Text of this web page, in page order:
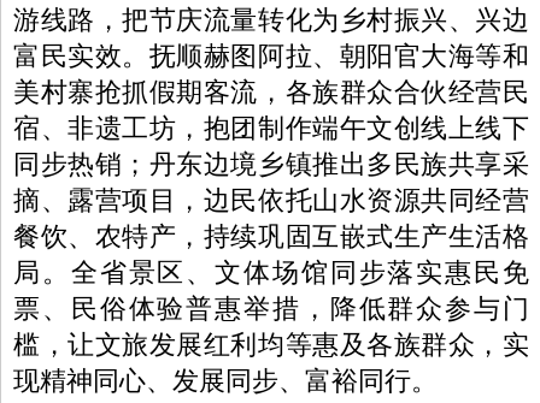
游线路，把节庆流量转化为乡村振兴、兴边
富民实效。抚顺赫图阿拉、朝阳官大海等和
美村寨抢抓假期客流，各族群众合伙经营民
宿、非遗工坊，抱团制作端午文创线上线下
同步热销；丹东边境乡镇推出多民族共享采
摘、露营项目，边民依托山水资源共同经营
餐饮、农特产，持续巩固互嵌式生产生活格
局。全省景区、文体场馆同步落实惠民免
票、民俗体验普惠举措，降低群众参与门
槛，让文旅发展红利均等惠及各族群众，实
现精神同心、发展同步、富裕同行。